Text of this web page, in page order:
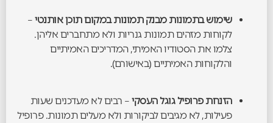
שימוש בתמונות מבנק תמונות במקום תוכן אותנטי–
לקוחות מזהים תמונות גנריות ולא מתחברים אליהן.
צלמו את הסטודיו האמיתי, המדריכים האמיתיים
והלקוחות האמיתיים (באישורם).
הזנחת פרופיל גוגל העסקי– רבים לא מעדכנים שעות
פעילות, לא מגיבים לביקורות ולא מעלים תמונות. פרופיל